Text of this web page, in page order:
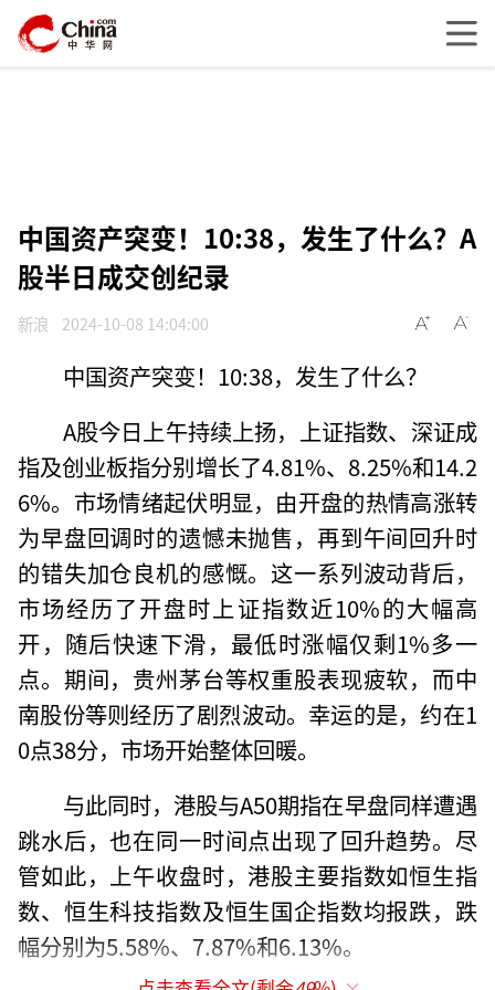
中国资产突变！10:38，发生了什么？A
股半日成交创纪录
新浪 2024-10-08 14:04:00
中国资产突变！10:38，发生了什么？
A股今日上午持续上扬，上证指数、深证成
指及创业板指分别增长了4.81%、8.25%和14.2
6%。市场情绪起伏明显，由开盘的热情高涨转
为早盘回调时的遗憾未抛售，再到午间回升时
的错失加仓良机的感慨。这一系列波动背后，
市场经历了开盘时上证指数近10%的大幅高
开，随后快速下滑，最低时涨幅仅剩1%多一
点。期间，贵州茅台等权重股表现疲软，而中
南股份等则经历了剧烈波动。幸运的是，约在1
0点38分，市场开始整体回暖。
与此同时，港股与A50期指在早盘同样遭遇
跳水后，也在同一时间点出现了回升趋势。尽
管如此，上午收盘时，港股主要指数如恒生指
数、恒生科技指数及恒生国企指数均报跌，跌
幅分别为5.58%、7.87%和6.13%。